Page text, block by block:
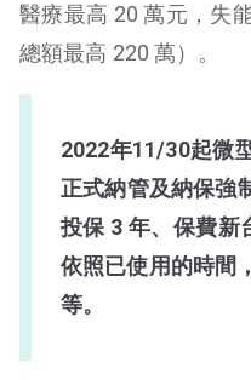
醫療最高 20 萬元，失
總額最高 220 萬）。
2022年11/30起微
正式納管及納保強
投保 3 年、保費新
依照已使用的時間
等。